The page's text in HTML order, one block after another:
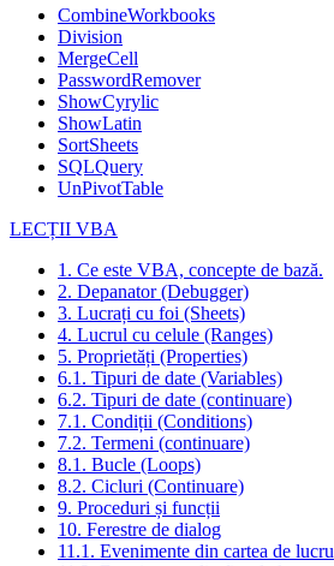
CombineWorkbooks
Division
MergeCell
PasswordRemover
ShowCyrylic
ShowLatin
SortSheets
SQLQuery
UnPivotTable
LECȚII VBA
1. Ce este VBA, concepte de bază.
2. Depanator (Debugger)
3. Lucrați cu foi (Sheets)
4. Lucrul cu celule (Ranges)
5. Proprietăți (Properties)
6.1. Tipuri de date (Variables)
6.2. Tipuri de date (continuare)
7.1. Condiții (Conditions)
7.2. Termeni (continuare)
8.1. Bucle (Loops)
8.2. Cicluri (Continuare)
9. Proceduri și funcții
10. Ferestre de dialog
11.1. Evenimente din cartea de lucru